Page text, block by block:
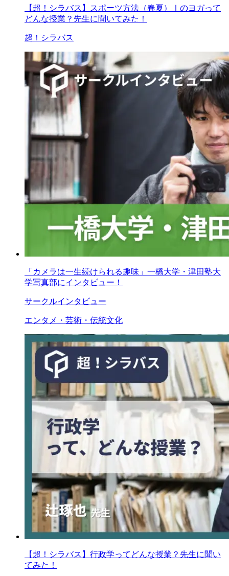
【超！シラバス】スポーツ方法（春夏）Ⅰのヨガって
どんな授業？先生に聞いてみた！
超！シラバス
「カメラは一生続けられる趣味」一橋大学・津田塾大
学写真部にインタビュー！
サークルインタビュー
エンタメ・芸術・伝統文化
【超！シラバス】行政学ってどんな授業？先生に聞い
てみた！